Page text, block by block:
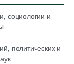
социологии и
политических и